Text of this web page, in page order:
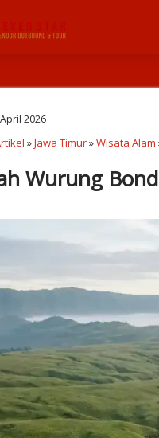
2026
»Jawa Timur»Wisata Alam
Wurung